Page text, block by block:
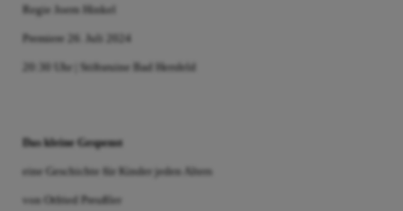
Regie Joern Hinkel
Premiere 26. Juli 2024
20:30 Uhr | Stiftsruine Bad Hersfeld
Das kleine Gespenst
eine Geschichte für Kinder jeden Alters
von Otfried Preußler